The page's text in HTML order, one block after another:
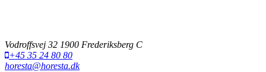
Vodroffsvej 32 1900 Frederiksberg C
+45 35 24 80 80
horesta@horesta.dk